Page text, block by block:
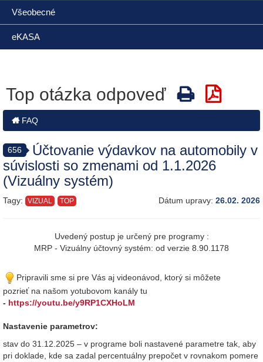
Všeobecné
eKASA
Top otázka odpoveď
FAQ
656
Účtovanie výdavkov na automobily v
súvislosti so zmenami od 1.1.2026
(Vizuálny systém)
Tagy: VIZUAL TOP Dátum upravy: 26.02. 2026
Uvedený postup je určený pre programy :
MRP - Vizuálny účtovný systém: od verzie 8.90.1178
Pripravili sme si pre Vás aj videonávod, ktorý si môžete
pozrieť na našom yotubovom kanály tu
- https://youtu.be/y9RP1CXHoLM
Nastavenie parametrov:
stav do 31.12.2025 – v programe boli nastavené parametre tak, aby
pri doklade, kde sa zadal percentuálny prepočet v rovnakom pomere